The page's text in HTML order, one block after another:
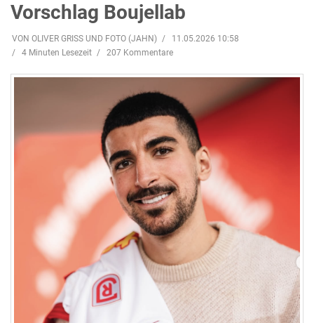
Vorschlag Boujellab
VON OLIVER GRISS UND FOTO (JAHN)
11.05.2026 10:58
4 Minuten Lesezeit
207 Kommentare